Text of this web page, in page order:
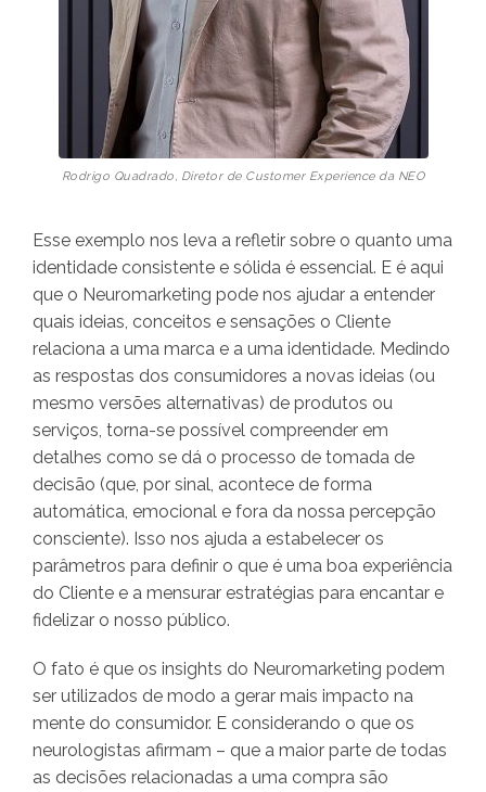
Rodrigo Quadrado, Diretor de Customer Experience da NEO
Esse exemplo nos leva a refletir sobre o quanto uma
identidade consistente e sólida é essencial. E é aqui
que o Neuromarketing pode nos ajudar a entender
quais ideias, conceitos e sensações o Cliente
relaciona a uma marca e a uma identidade. Medindo
as respostas dos consumidores a novas ideias (ou
mesmo versões alternativas) de produtos ou
serviços, torna-se possível compreender em
detalhes como se dá o processo de tomada de
decisão (que, por sinal, acontece de forma
automática, emocional e fora da nossa percepção
consciente). Isso nos ajuda a estabelecer os
parâmetros para definir o que é uma boa experiência
do Cliente e a mensurar estratégias para encantar e
fidelizar o nosso público.
O fato é que os insights do Neuromarketing podem
ser utilizados de modo a gerar mais impacto na
mente do consumidor. E considerando o que os
neurologistas afirmam – que a maior parte de todas
as decisões relacionadas a uma compra são